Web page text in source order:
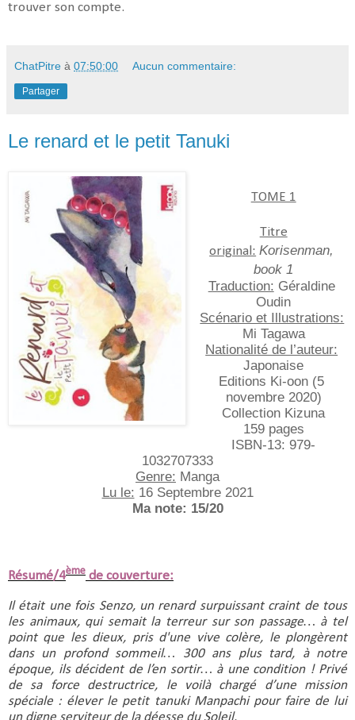
trouver son compte.
ChatPitre à 07:50:00 Aucun commentaire:
Partager
Le renard et le petit Tanuki
TOME 1
Titre
original: Korisenman,
book 1
Traduction: Géraldine
Oudin
Scénario et Illustrations:
Mi Tagawa
Nationalité de l’auteur:
Japonaise
Editions Ki-oon (5
novembre 2020)
Collection Kizuna
159 pages
ISBN-13:‎ 979-
1032707333
Genre: Manga
Lu le: 16 Septembre 2021
Ma note: 15/20
Résumé/4ème de couverture:
Il était une fois Senzo, un renard surpuissant craint de tous
les animaux, qui semait la terreur sur son passage… à tel
point que les dieux, pris d'une vive colère, le plongèrent
dans un profond sommeil… 300 ans plus tard, à notre
époque, ils décident de l’en sortir… à une condition ! Privé
de sa force destructrice, le voilà chargé d’une mission
spéciale : élever le petit tanuki Manpachi pour faire de lui